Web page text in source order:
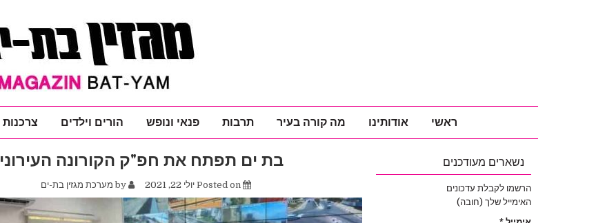
ראשי אודותינו מה קורה בעיר תרבות פנאי ונופש הורים וילדים צרכנות
בת ים תפתח את חפ"ק הקורונה העירוני
Posted on יולי 22, 2021 by מערכת מגזין בת-ים
נשארים מעודכנים
הרשמו לקבלת עדכונים
האימייל שלך (חובה)